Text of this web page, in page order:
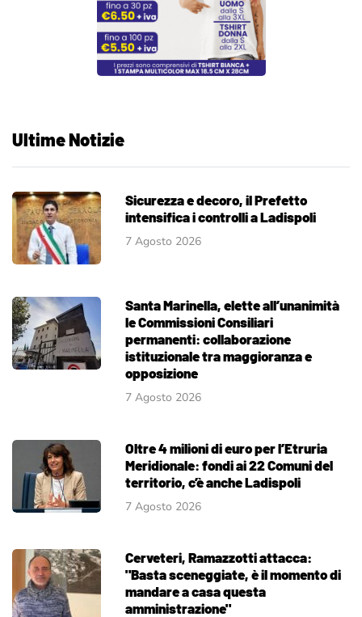
Ultime Notizie
Sicurezza e decoro, il Prefetto
intensifica i controlli a Ladispoli
7 Agosto 2026
Santa Marinella, elette all’unanimità
le Commissioni Consiliari
permanenti: collaborazione
istituzionale tra maggioranza e
opposizione
7 Agosto 2026
Oltre 4 milioni di euro per l’Etruria
Meridionale: fondi ai 22 Comuni del
territorio, c’è anche Ladispoli
7 Agosto 2026
Cerveteri, Ramazzotti attacca:
"Basta sceneggiate, è il momento di
mandare a casa questa
amministrazione"